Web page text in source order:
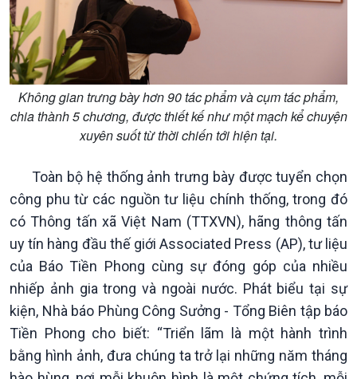
Chính trị
Tin Chính trị
Chính phủ với người dân
Quốc hội với cử tri
Xây dựng đảng
Đảng trong cuộc sống
Nhận diện sự thật
Pháp luật và đời sống
Thế giới
Tin thế giới
Vấn đề quốc tế
Hồ sơ sự kiện quốc tế
Thế giới & Việt Nam
Biên cương - Một dải vững
bền
Không gian trưng bày hơn 90 tác phẩm và cụm tác phẩm,
chia thành 5 chương, được thiết kế như một mạch kể chuyện
xuyên suốt từ thời chiến tới hiện tại.
Toàn bộ hệ thống ảnh trưng bày được tuyển chọn
công phu từ các nguồn tư liệu chính thống, trong đó
có Thông tấn xã Việt Nam (TTXVN), hãng thông tấn
uy tín hàng đầu thế giới Associated Press (AP), tư liệu
của Báo Tiền Phong cùng sự đóng góp của nhiều
nhiếp ảnh gia trong và ngoài nước. Phát biểu tại sự
kiện, Nhà báo Phùng Công Sưởng - Tổng Biên tập báo
Tiền Phong cho biết: “Triển lãm là một hành trình
bằng hình ảnh, đưa chúng ta trở lại những năm tháng